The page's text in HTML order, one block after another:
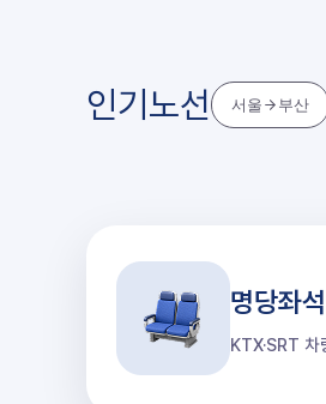
인기노선 서울 부산
명당좌
KTX·SRT 차